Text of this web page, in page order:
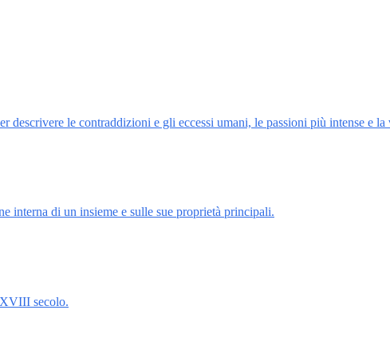
le contraddizioni e gli eccessi umani, le passioni più intense e la
interna di un insieme e sulle sue proprietà principali.
secolo.